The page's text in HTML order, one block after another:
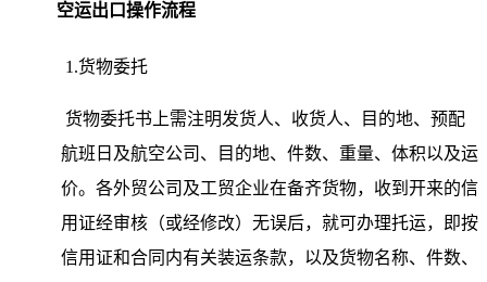
空运出口操作流程
1.货物委托
货物委托书上需注明发货人、收货人、目的地、预配
航班日及航空公司、目的地、件数、重量、体积以及运
价。各外贸公司及工贸企业在备齐货物，收到开来的信
用证经审核（或经修改）无误后，就可办理托运，即按
信用证和合同内有关装运条款，以及货物名称、件数、